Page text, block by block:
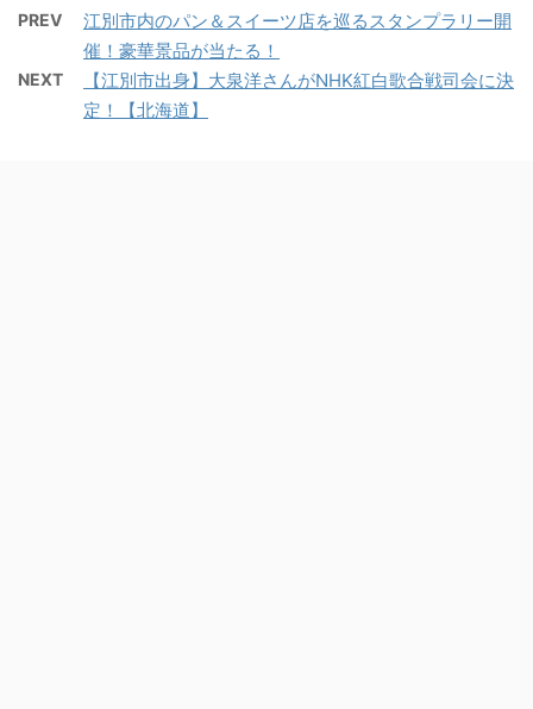
PREV
江別市内のパン＆スイーツ店を巡るスタンプラリー開
催！豪華景品が当たる！
NEXT
【江別市出身】大泉洋さんがNHK紅白歌合戦司会に決
定！【北海道】